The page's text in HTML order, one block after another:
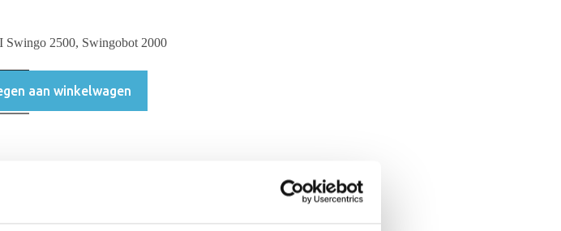
Swingo 2500, Swingobot 2000
aan winkelwagen